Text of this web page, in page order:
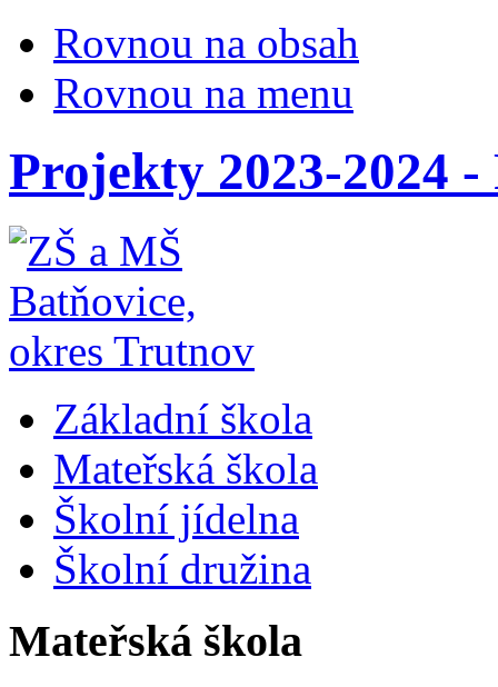
Rovnou na obsah
Rovnou na menu
Projekty 2023-2024
Základní škola
Mateřská škola
Školní jídelna
Školní družina
Mateřská škola